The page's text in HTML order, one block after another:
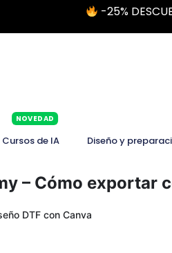
-25%
Cursos de IA
NOVEDAD
Diseño y
– Cómo exportar
DTF con Canva